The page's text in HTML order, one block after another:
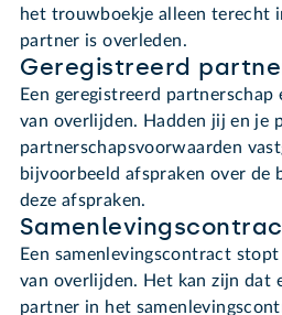
het trouwboekje alleen terecht
partner is overleden.
Geregistreerd
Een geregistreerd
van overlijden. Hadden jij en je
partnerschapsvoorwaarden
bijvoorbeeld afspraken over de
deze afspraken.
Een samenlevingscontract
van overlijden. Het kan zijn dat
partner in het